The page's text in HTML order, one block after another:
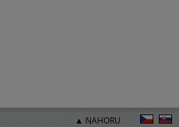
▲ NAHORU